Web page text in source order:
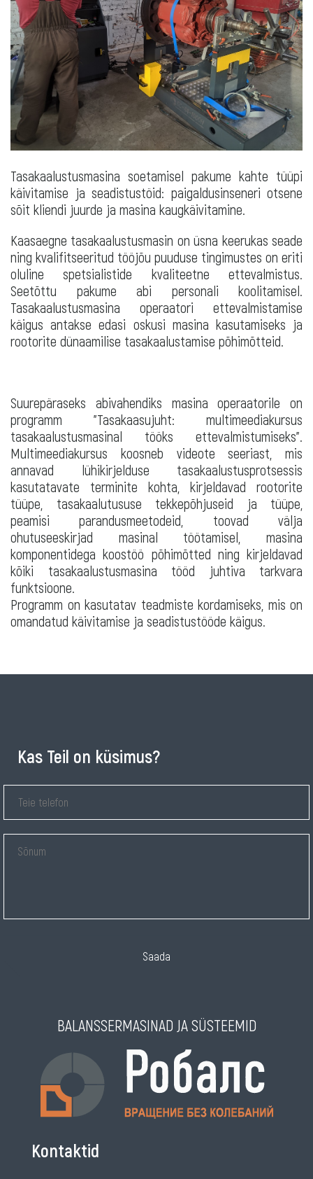
Tasakaalustusmasina soetamisel pakume kahte tüüpi
käivitamise ja seadistustöid: paigaldusinseneri otsene
sõit kliendi juurde ja masina kaugkäivitamine.
Kaasaegne tasakaalustusmasin on üsna keerukas seade
ning kvalifitseeritud tööjõu puuduse tingimustes on eriti
oluline spetsialistide kvaliteetne ettevalmistus.
Seetõttu pakume abi personali koolitamisel.
Tasakaalustusmasina operaatori ettevalmistamise
käigus antakse edasi oskusi masina kasutamiseks ja
rootorite dünaamilise tasakaalustamise põhimõtteid.
Suurepäraseks abivahendiks masina operaatorile on
programm "Tasakaasujuht: multimeediakursus
tasakaalustusmasinal tööks ettevalmistumiseks".
Multimeediakursus koosneb videote seeriast, mis
annavad lühikirjelduse tasakaalustusprotsessis
kasutatavate terminite kohta, kirjeldavad rootorite
tüüpe, tasakaalutususe tekkepõhjuseid ja tüüpe,
peamisi parandusmeetodeid, toovad välja
ohutuseeskirjad masinal töötamisel, masina
komponentidega koostöö põhimõtted ning kirjeldavad
kõiki tasakaalustusmasina tööd juhtiva tarkvara
funktsioone.
Programm on kasutatav teadmiste kordamiseks, mis on
omandatud käivitamise ja seadistustööde käigus.
Kas Teil on küsimus?
Saada
BALANSSERMASINAD JA SÜSTEEMID
Kontaktid